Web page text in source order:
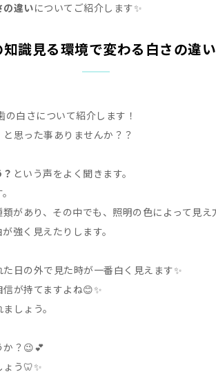
の違いについてご紹介します✨
知識見る環境で変わる白さの違い
白さについて紹介します！
と思った事ありませんか？？
という声をよく聞きます。
があり、その中でも、照明の色によって見え
強く見えたりします。
日の外で見た時が一番白く見えます✨
が持てますよね😊✨
しょう。
か？😉💕
う🦷✨